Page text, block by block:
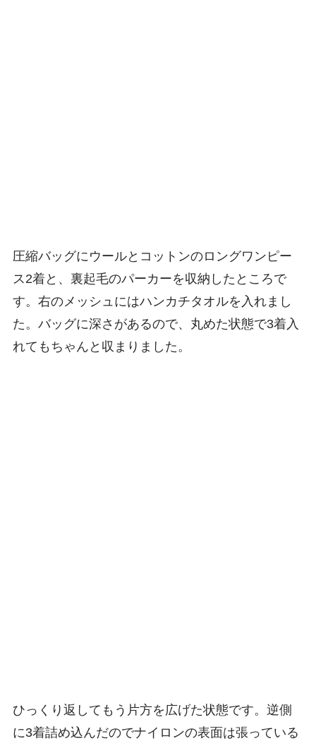
圧縮バッグにウールとコットンのロングワンピー
ス2着と、裏起毛のパーカーを収納したところで
す。右のメッシュにはハンカチタオルを入れまし
た。バッグに深さがあるので、丸めた状態で3着入
れてもちゃんと収まりました。
ひっくり返してもう片方を広げた状態です。逆側
に3着詰め込んだのでナイロンの表面は張っている